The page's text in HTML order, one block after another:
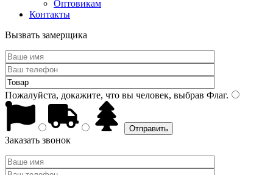
Оптовикам
Контакты
Вызвать замерщика
Пожалуйста, докажите, что вы человек, выбрав Флаг.
Заказать звонок